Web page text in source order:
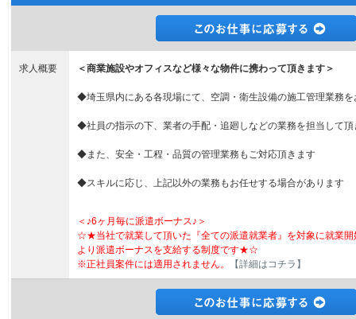
求人概要 ＜商業施設やオフィスなど様々な物件に携わって頂きます＞
◆埼玉県内にある各現場にて、空調・衛生設備の施工管理業務を
◆社員の指示の下、業者の手配・追廻しなどの業務を担当して頂
◆また、安全・工程・品質の管理業務もご対応頂きます
◆スキルに応じ、上記以外の業務もお任せする場合があります
＜♪6ヶ月毎に派遣ボーナス♪＞
☆★当社で就業して頂いた『全ての派遣就業者』を対象に就業開
より派遣ボーナスを支給する制度です★☆
※正社員案件には適用されません。
【詳細はコチラ】